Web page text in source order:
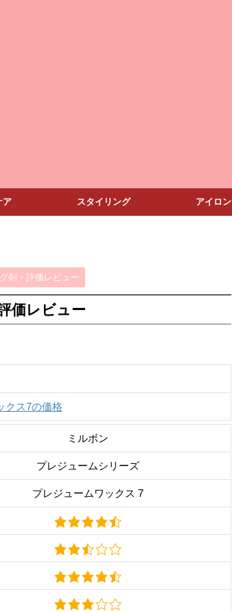
ア スタイリング アイロン
剤・評価レビュー
価レビュー
クス7の価格
ミルボン
プレジュームシリーズ
プレジュームワックス 7